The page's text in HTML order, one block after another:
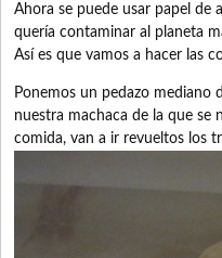
Ahora se puede usar papel de
quería contaminar al planeta
Así es que vamos a hacer las
Ponemos un pedazo mediano
nuestra machaca de la que se
comida, van a ir revueltos los